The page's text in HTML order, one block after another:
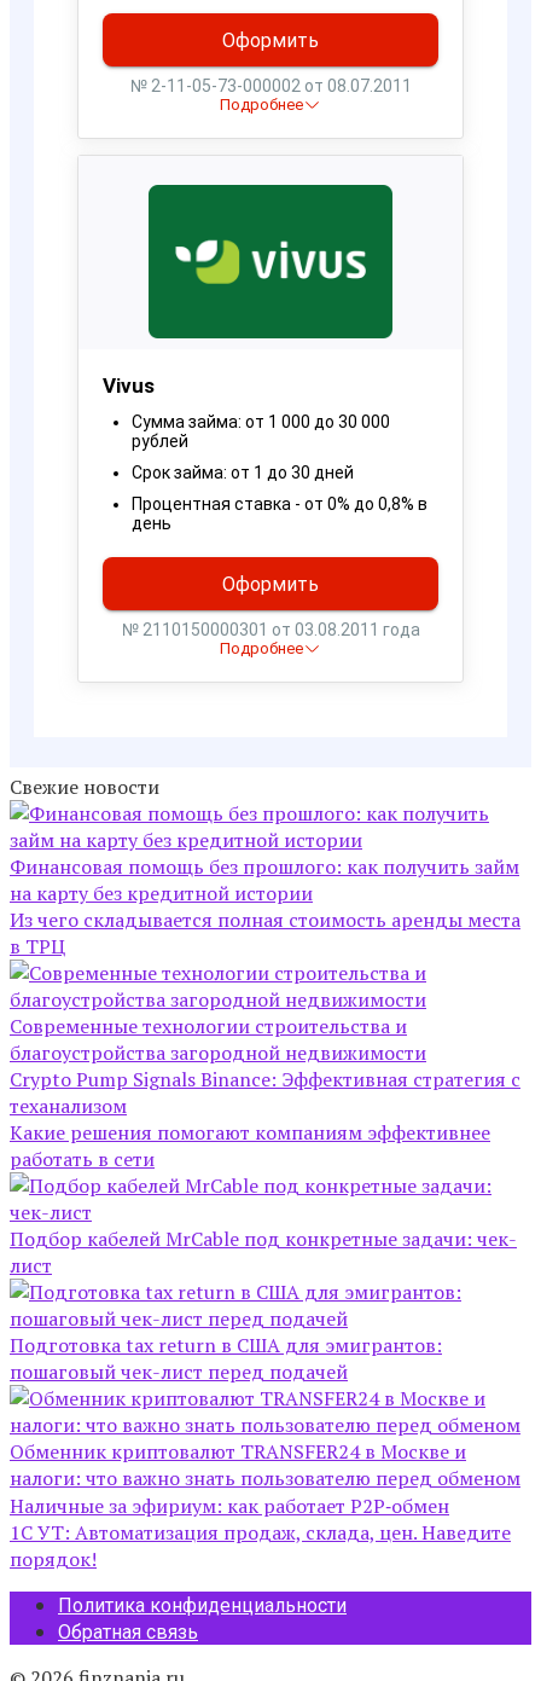
Свежие новости
Финансовая помощь без прошлого: как получить займ
на карту без кредитной истории
Из чего складывается полная стоимость аренды места
в ТРЦ
Современные технологии строительства и
благоустройства загородной недвижимости
Crypto Pump Signals Binance: Эффективная стратегия с
теханализом
Какие решения помогают компаниям эффективнее
работать в сети
Подбор кабелей MrCable под конкретные задачи: чек-
лист
Подготовка tax return в США для эмигрантов:
пошаговый чек-лист перед подачей
Обменник криптовалют TRANSFER24 в Москве и
налоги: что важно знать пользователю перед обменом
Наличные за эфириум: как работает P2P‑обмен
1С УТ: Автоматизация продаж, склада, цен. Наведите
порядок!
Политика конфиденциальности
Обратная связь